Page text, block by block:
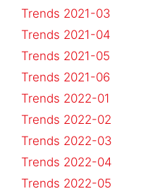
Trends 2021-03
Trends 2021-04
Trends 2021-05
Trends 2021-06
Trends 2022-01
Trends 2022-02
Trends 2022-03
Trends 2022-04
Trends 2022-05